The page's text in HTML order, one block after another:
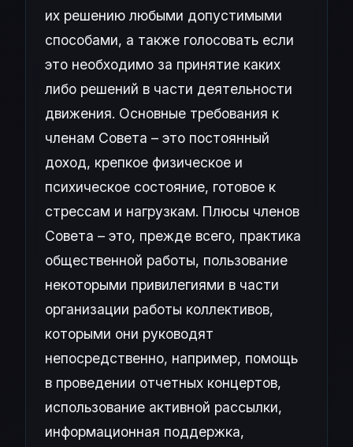
их решению любыми допустимыми
способами, а также голосовать если
это необходимо за принятие каких
либо решений в части деятельности
движения. Основные требования к
членам Совета – это постоянный
доход, крепкое физическое и
психическое состояние, готовое к
стрессам и нагрузкам. Плюсы членов
Совета – это, прежде всего, практика
общественной работы, пользование
некоторыми привилегиями в части
организации работы коллективов,
которыми они руководят
непосредственно, например, помощь
в проведении отчетных концертов,
использование активной рассылки,
информационная поддержка,